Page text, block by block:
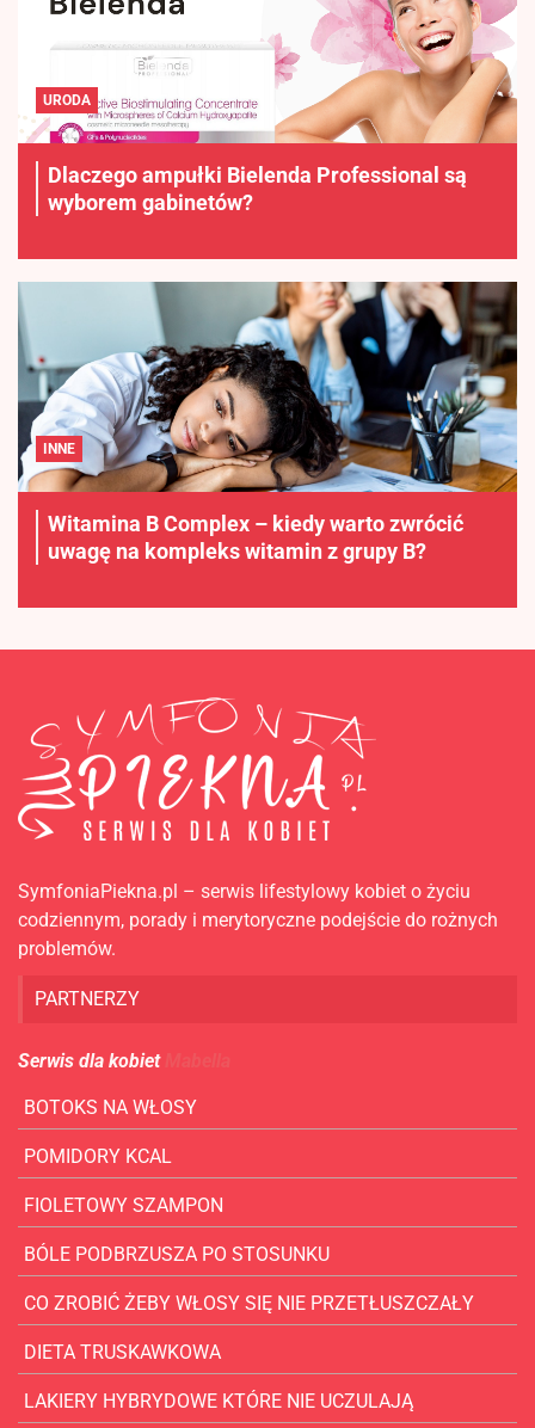
URODA
Dlaczego ampułki Bielenda Professional są
wyborem gabinetów?
INNE
Witamina B Complex – kiedy warto zwrócić
uwagę na kompleks witamin z grupy B?
SymfoniaPiekna.pl – serwis lifestylowy kobiet o życiu
codziennym, porady i merytoryczne podejście do rożnych
problemów.
PARTNERZY
Serwis dla kobiet
BOTOKS NA WŁOSY
POMIDORY KCAL
FIOLETOWY SZAMPON
BÓLE PODBRZUSZA PO STOSUNKU
CO ZROBIĆ ŻEBY WŁOSY SIĘ NIE PRZETŁUSZCZAŁY
DIETA TRUSKAWKOWA
LAKIERY HYBRYDOWE KTÓRE NIE UCZULAJĄ